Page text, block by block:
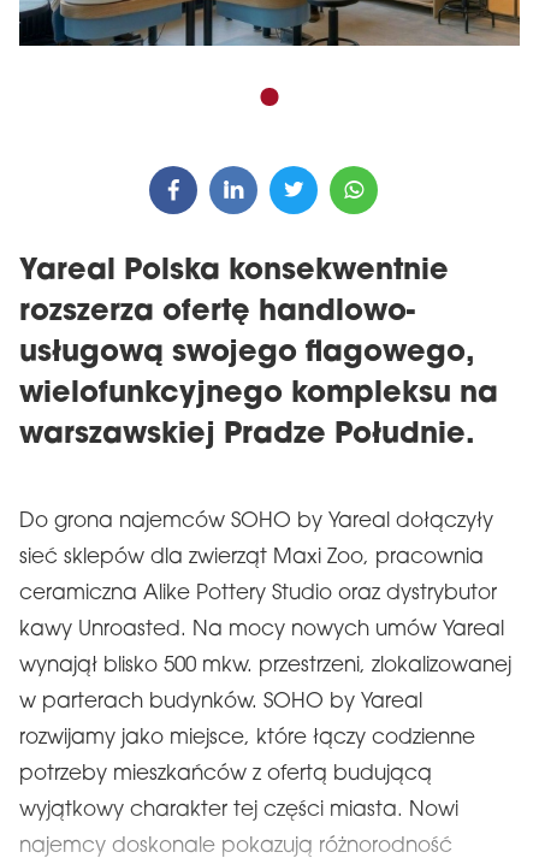
Yareal Polska konsekwentnie
rozszerza ofertę handlowo-
usługową swojego flagowego,
wielofunkcyjnego kompleksu na
warszawskiej Pradze Południe.
Do grona najemców SOHO by Yareal dołączyły
sieć sklepów dla zwierząt Maxi Zoo, pracownia
ceramiczna Alike Pottery Studio oraz dystrybutor
kawy Unroasted. Na mocy nowych umów Yareal
wynajął blisko 500 mkw. przestrzeni, zlokalizowanej
w parterach budynków. SOHO by Yareal
rozwijamy jako miejsce, które łączy codzienne
potrzeby mieszkańców z ofertą budującą
wyjątkowy charakter tej części miasta. Nowi
najemcy doskonale pokazują różnorodność